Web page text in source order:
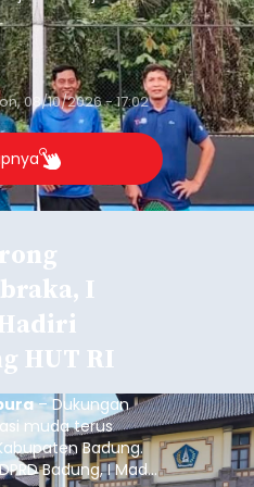
yang digelar di
pada Minggu,
08/10/2026 - 17:02
I
HUT RI
– Dukungan
muda terus
Badung.
Badung, I Made